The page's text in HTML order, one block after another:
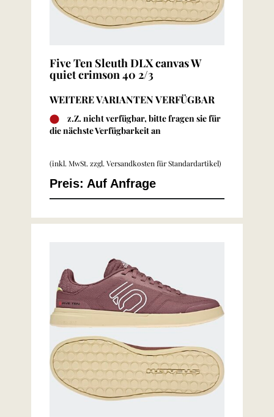
Five Ten Sleuth DLX canvas W
quiet crimson 40 2/3
WEITERE VARIANTEN VERFÜGBAR
z.Z. nicht verfügbar, bitte fragen sie für
die nächste Verfügbarkeit an
(inkl. MwSt. zzgl. Versandkosten für Standardartikel)
Preis: Auf Anfrage